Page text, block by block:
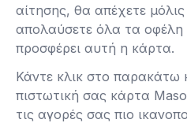
αίτησης, θα απέχετε
απολαύσετε όλα τα οφέλη
προσφέρει αυτή η κάρτα.
Κάντε κλικ στο παρακάτω
πιστωτική σας κάρτα
τις αγορές σας πιο